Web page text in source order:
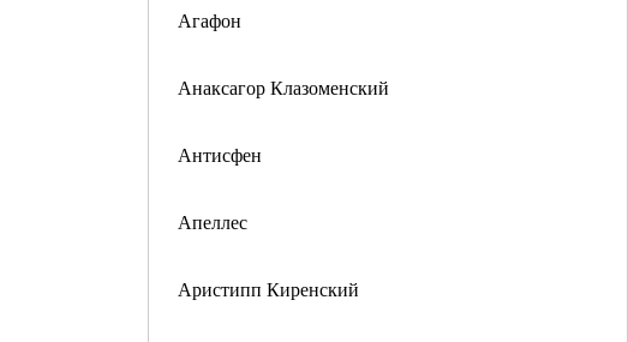
Агафон
Анаксагор Клазоменский
Антисфен
Апеллес
Аристипп Киренский